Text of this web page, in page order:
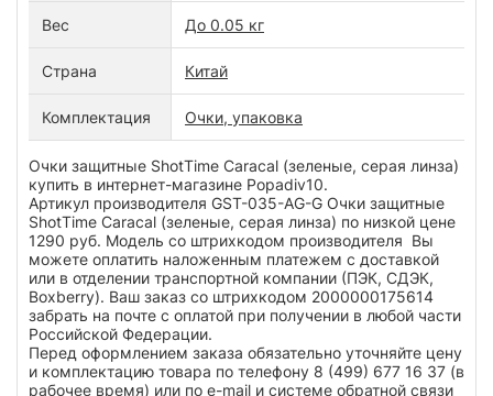
Вес До 0.05 кг
Страна Китай
Комплектация Очки, упаковка
Очки защитные ShotTime Caracal (зеленые, серая линза)
купить в интернет-магазине Popadiv10.
Артикул производителя GST-035-AG-G Очки защитные
ShotTime Caracal (зеленые, серая линза) по низкой цене
1290 руб. Модель со штрихкодом производителя Вы
можете оплатить наложенным платежем с доставкой
или в отделении транспортной компании (ПЭК, СДЭК,
Boxberry). Ваш заказ со штрихкодом 2000000175614
забрать на почте с оплатой при получении в любой части
Российской Федерации.
Перед оформлением заказа обязательно уточняйте цену
и комплектацию товара по телефону 8 (499) 677 16 37 (в
рабочее время) или по e-mail и системе обратной связи